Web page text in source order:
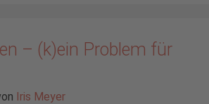
– (k)ein Problem für
Iris Meyer